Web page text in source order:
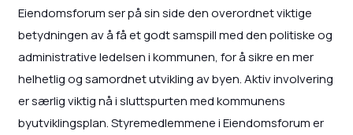
Eiendomsforum ser på sin side den overordnet viktige
betydningen av å få et godt samspill med den politiske og
administrative ledelsen i kommunen, for å sikre en mer
helhetlig og samordnet utvikling av byen. Aktiv involvering
er særlig viktig nå i sluttspurten med kommunens
byutviklingsplan. Styremedlemmene i Eiendomsforum er